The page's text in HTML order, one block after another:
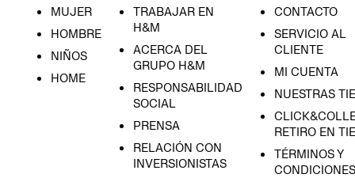
MUJER
HOMBRE
NIÑOS
HOME
TRABAJAR EN
H&M
ACERCA DEL
GRUPO H&M
RESPONSABILIDAD
SOCIAL
PRENSA
RELACIÓN CON
INVERSIONISTAS
CONTACTO
SERVICIO AL
CLIENTE
MI CUENTA
NUESTRAS
RETIRO EN
TÉRMINOS Y
CONDICIONES